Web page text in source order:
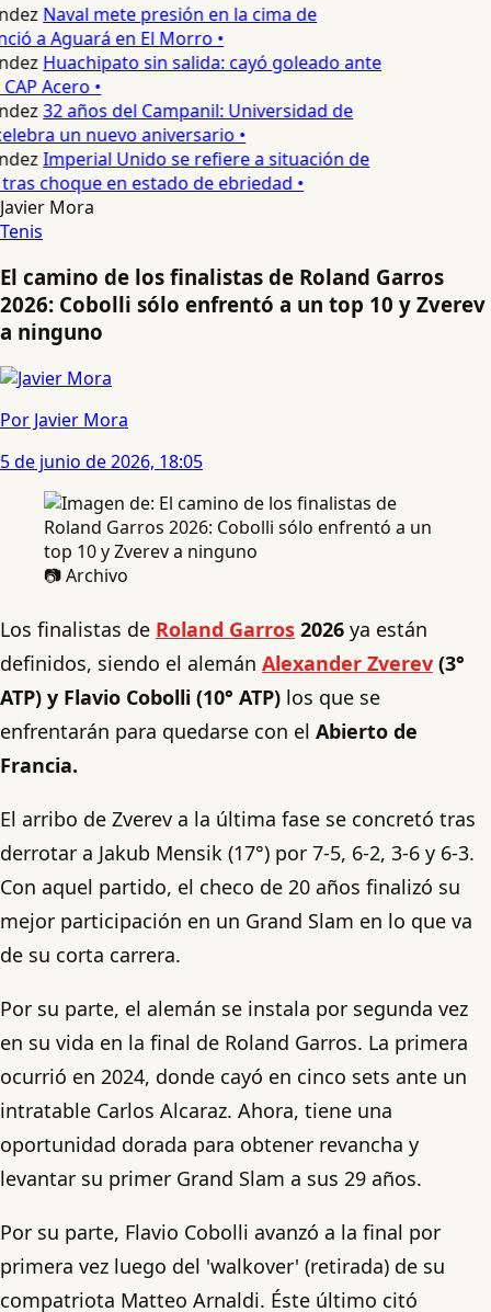
Naval mete presión en la cima de
a Aguará en El Morro •
Huachipato sin salida: cayó goleado ante
Acero •
32 años del Campanil: Universidad de
un nuevo aniversario •
Imperial Unido se refiere a situación de
choque en estado de ebriedad •
Javier Mora
Tenis
El camino de los finalistas de Roland Garros
2026: Cobolli sólo enfrentó a un top 10 y Zverev
a ninguno
Por Javier Mora
5 de junio de 2026, 18:05
📷 Archivo
Los finalistas de Roland Garros 2026 ya están
definidos, siendo el alemán Alexander Zverev (3°
ATP) y Flavio Cobolli (10° ATP) los que se
enfrentarán para quedarse con el Abierto de
Francia.
El arribo de Zverev a la última fase se concretó tras
derrotar a Jakub Mensik (17°) por 7-5, 6-2, 3-6 y 6-3.
Con aquel partido, el checo de 20 años finalizó su
mejor participación en un Grand Slam en lo que va
de su corta carrera.
Por su parte, el alemán se instala por segunda vez
en su vida en la final de Roland Garros. La primera
ocurrió en 2024, donde cayó en cinco sets ante un
intratable Carlos Alcaraz. Ahora, tiene una
oportunidad dorada para obtener revancha y
levantar su primer Grand Slam a sus 29 años.
Por su parte, Flavio Cobolli avanzó a la final por
primera vez luego del 'walkover' (retirada) de su
compatriota Matteo Arnaldi. Éste último citó